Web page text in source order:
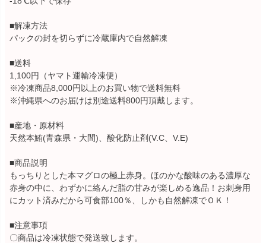
■解凍方法
パックの封を切らずに冷蔵庫内で自然解凍
■送料
1,100円（ヤマト運輸冷凍便）
※冷凍商品8,000円以上のお買い物で送料無料
※沖縄県へのお届けは別途送料800円頂戴します。
■産地・原材料
天然本鮪(青森県・大間)、酸化防止剤(V.C、V.E)
■商品説明
もっちりとした本マグロの極上赤身。ほのかな酸味のある濃厚な
赤身の中に、わずかに絡んだ脂の甘みが楽しめる逸品！お刺身用
にカット済みだから可食部100％、しかも自然解凍でＯＫ！
■注意事項
〇商品は冷凍状態で発送致します。